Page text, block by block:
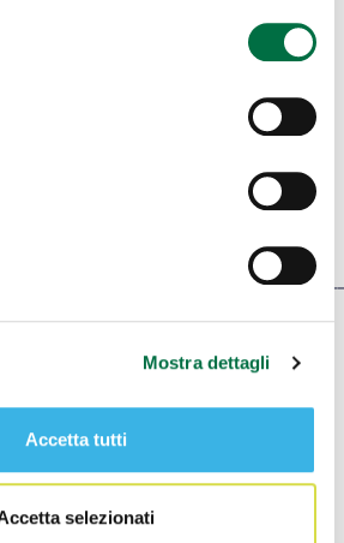
Mostra dettagli
Accetta tutti
selezionati
del suono
suoni rilassanti (come
mare, vento, ecc.) che aiutano a
meglio, anche se – dopo una
divertimento all’aria aperta in
al caravanning e al turismo
ogni anno i principali
internazionali di veicoli
marchi della
e attrezzature